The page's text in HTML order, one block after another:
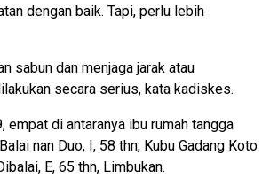
dengan baik. Tapi, perlu lebih
sabun dan menjaga jarak atau
secara serius, kata kadiskes.
di antaranya ibu rumah tangga
nan Duo, I, 58 thn, Kubu Gadang Koto
E, 65 thn, Limbukan.